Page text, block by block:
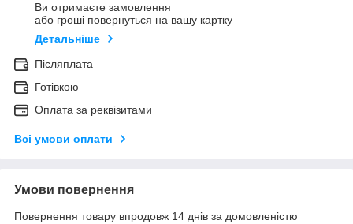
Ви отримаєте замовлення
або гроші повернуться на вашу картку
Детальніше
Післяплата
Готівкою
Оплата за реквізитами
Всі умови оплати
Умови повернення
Повернення товару впродовж 14 днів за домовленістю